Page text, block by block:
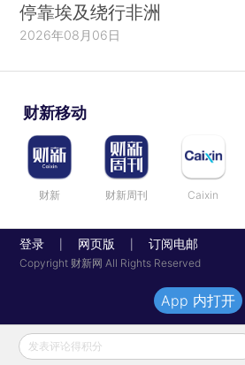
停靠埃及绕行非洲
2026年08月06日
财新移动
财新 财新周刊 Caixin
登录 网页版 订阅电邮
Copyright 财新网 All Rights Reserved
发表评论得积分
App 内打开